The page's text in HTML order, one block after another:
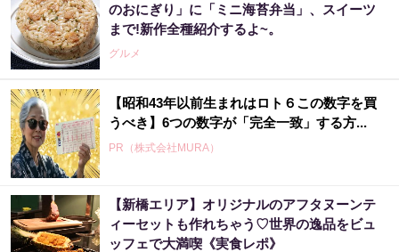
のおにぎり」に「ミニ海苔弁当」、スイーツ
まで!新作全種紹介するよ~。
グルメ
【昭和43年以前生まれはロト６この数字を買
うべき】6つの数字が「完全一致」する方...
PR（株式会社MURA）
【新橋エリア】オリジナルのアフタヌーンテ
ィーセットも作れちゃう♡世界の逸品をビュ
ッフェで大満喫《実食レポ》